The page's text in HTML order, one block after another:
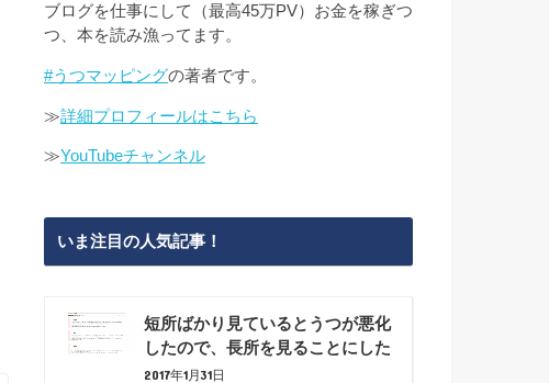
ブログを仕事にして（最高45万PV）お金を稼ぎつ
つ、本を読み漁ってます。
#うつマッピングの著者です。
≫詳細プロフィールはこちら
≫YouTubeチャンネル
いま注目の人気記事！
短所ばかり見ているとうつが悪化
したので、長所を見ることにした
2017年1月31日